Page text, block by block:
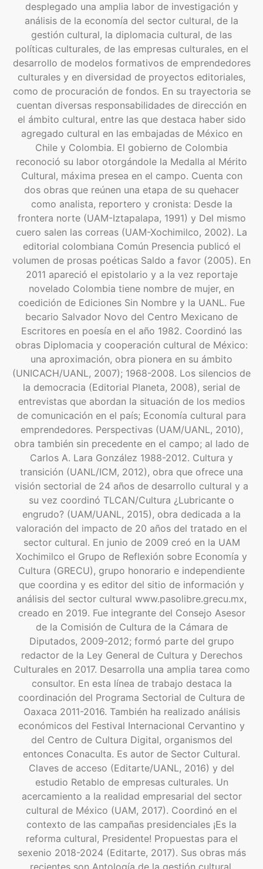
desplegado una amplia labor de investigación y
análisis de la economía del sector cultural, de la
gestión cultural, la diplomacia cultural, de las
políticas culturales, de las empresas culturales, en el
desarrollo de modelos formativos de emprendedores
culturales y en diversidad de proyectos editoriales,
como de procuración de fondos. En su trayectoria se
cuentan diversas responsabilidades de dirección en
el ámbito cultural, entre las que destaca haber sido
agregado cultural en las embajadas de México en
Chile y Colombia. El gobierno de Colombia
reconoció su labor otorgándole la Medalla al Mérito
Cultural, máxima presea en el campo. Cuenta con
dos obras que reúnen una etapa de su quehacer
como analista, reportero y cronista: Desde la
frontera norte (UAM-Iztapalapa, 1991) y Del mismo
cuero salen las correas (UAM-Xochimilco, 2002). La
editorial colombiana Común Presencia publicó el
volumen de prosas poéticas Saldo a favor (2005). En
2011 apareció el epistolario y a la vez reportaje
novelado Colombia tiene nombre de mujer, en
coedición de Ediciones Sin Nombre y la UANL. Fue
becario Salvador Novo del Centro Mexicano de
Escritores en poesía en el año 1982. Coordinó las
obras Diplomacia y cooperación cultural de México:
una aproximación, obra pionera en su ámbito
(UNICACH/UANL, 2007); 1968-2008. Los silencios de
la democracia (Editorial Planeta, 2008), serial de
entrevistas que abordan la situación de los medios
de comunicación en el país; Economía cultural para
emprendedores. Perspectivas (UAM/UANL, 2010),
obra también sin precedente en el campo; al lado de
Carlos A. Lara González 1988-2012. Cultura y
transición (UANL/ICM, 2012), obra que ofrece una
visión sectorial de 24 años de desarrollo cultural y a
su vez coordinó TLCAN/Cultura ¿Lubricante o
engrudo? (UAM/UANL, 2015), obra dedicada a la
valoración del impacto de 20 años del tratado en el
sector cultural. En junio de 2009 creó en la UAM
Xochimilco el Grupo de Reflexión sobre Economía y
Cultura (GRECU), grupo honorario e independiente
que coordina y es editor del sitio de información y
análisis del sector cultural www.pasolibre.grecu.mx,
creado en 2019. Fue integrante del Consejo Asesor
de la Comisión de Cultura de la Cámara de
Diputados, 2009-2012; formó parte del grupo
redactor de la Ley General de Cultura y Derechos
Culturales en 2017. Desarrolla una amplia tarea como
consultor. En esta línea de trabajo destaca la
coordinación del Programa Sectorial de Cultura de
Oaxaca 2011-2016. También ha realizado análisis
económicos del Festival Internacional Cervantino y
del Centro de Cultura Digital, organismos del
entonces Conaculta. Es autor de Sector Cultural.
Claves de acceso (Editarte/UANL, 2016) y del
estudio Retablo de empresas culturales. Un
acercamiento a la realidad empresarial del sector
cultural de México (UAM, 2017). Coordinó en el
contexto de las campañas presidenciales ¡Es la
reforma cultural, Presidente! Propuestas para el
sexenio 2018-2024 (Editarte, 2017). Sus obras más
recientes son Antología de la gestión cultural.